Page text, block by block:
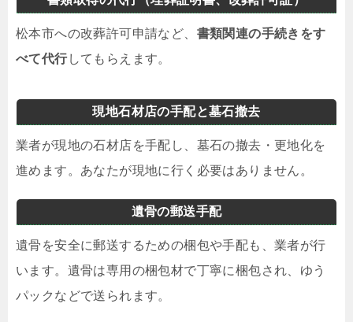
松本市への改葬許可申請など、 書類関連の手続きをす
べて代行してもらえます。
現地石材店の手配と墓石撤去
業者が現地の石材店を手配し、墓石の撤去・更地化を
進めます。あなたが現地に行く必要はありません。
遺骨の郵送手配
遺骨を安全に郵送するための梱包や手配も、業者が行
います。遺骨は専用の梱包材で丁寧に梱包され、ゆう
パックなどで送られます。